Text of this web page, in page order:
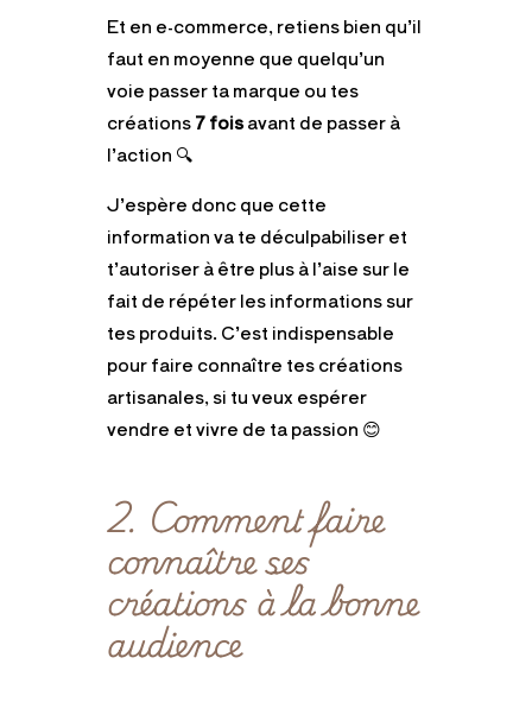
Et en e-commerce, retiens bien qu’il
faut en moyenne que quelqu’un
voie passer ta marque ou tes
créations7 foisavant de passer à
l’action 🔍
J’espère donc que cette
information va te déculpabiliser et
t’autoriser à être plus à l’aise sur le
fait de répéter les informations sur
tes produits. C’est indispensable
pour faire connaître tes créations
artisanales, si tu veux espérer
vendre et vivre de ta passion 😊
2. Comment faire
connaître ses
créations à la bonne
audience